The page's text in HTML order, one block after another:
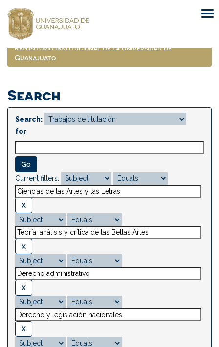
navigation
Repositorio Institucional de la Universidad de
Guanajuato
Search
Search:
for
Current filters: